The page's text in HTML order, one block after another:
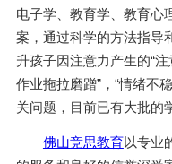
电子学、教育学、教育心
案，通过科学的方法指导
升孩子因注意力产生的“注
作业拖拉磨蹭”，“情绪不
关问题，目前已有大批的
佛山竞思教育以专业